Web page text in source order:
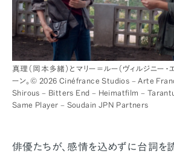
真理（岡本多緒）とマリー＝ルー（ヴィルジニー・
ーン。© 2026 Cinéfrance Studios – Arte
Shirous – Bitters End – Heimatfilm –
Same Player – Soudain JPN Partners
俳優たちが、感情を込めずに台詞を読